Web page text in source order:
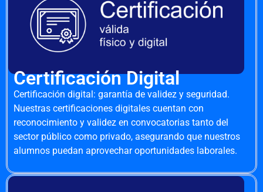
Certificación Digital
Certificación digital: garantía de validez y seguridad.
Nuestras certificaciones digitales cuentan con
reconocimiento y validez en convocatorias tanto del
sector público como privado, asegurando que nuestros
alumnos puedan aprovechar oportunidades laborales.